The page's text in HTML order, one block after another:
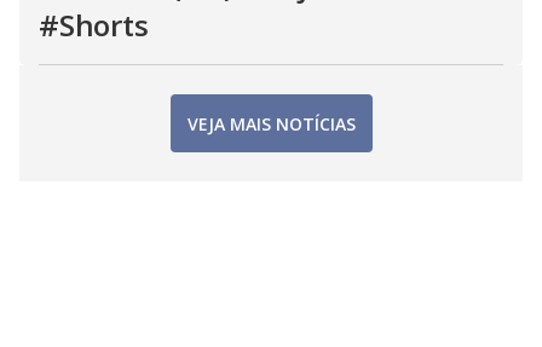
#Shorts
VEJA MAIS NOTÍCIAS